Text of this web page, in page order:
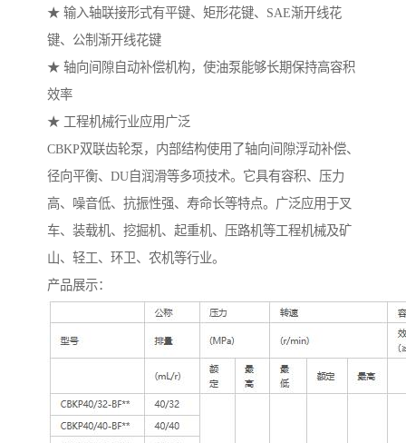
★ 输入轴联接形式有平键、矩形花键、SAE渐开线花
键、公制渐开线花键
★ 轴向间隙自动补偿机构，使油泵能够长期保持高容积
效率
★ 工程机械行业应用广泛
CBKP双联齿轮泵，内部结构使用了轴向间隙浮动补偿、
径向平衡、DU自润滑等多项技术。它具有容积、压力
高、噪音低、抗振性强、寿命长等特点。广泛应用于叉
车、装载机、挖掘机、起重机、压路机等工程机械及矿
山、轻工、环卫、农机等行业。
产品展示：